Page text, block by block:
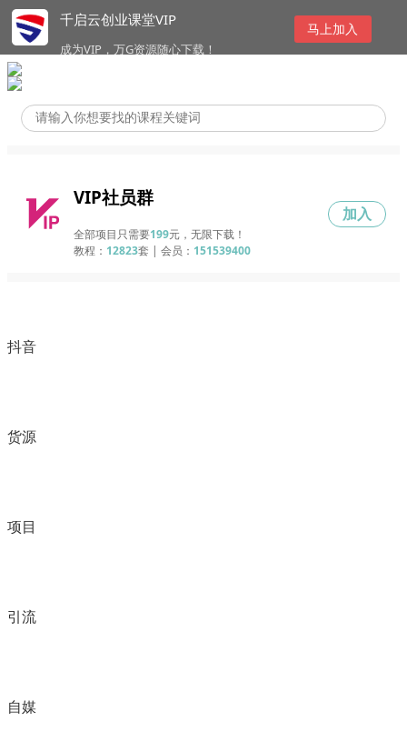
千启云创业课堂VIP
成为VIP，万G资源随心下载！
马上加入
VIP社员群
全部项目只需要199元，无限下载！
教程： 12823套 | 会员： 151539400
加入
抖音
货源
项目
引流
自媒